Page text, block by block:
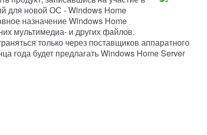
для новой ОС - Windows Home
назначение Windows Home
мультимедиа- и других файлов.
только через поставщиков аппаратного
года будет предлагать Windows Home Server